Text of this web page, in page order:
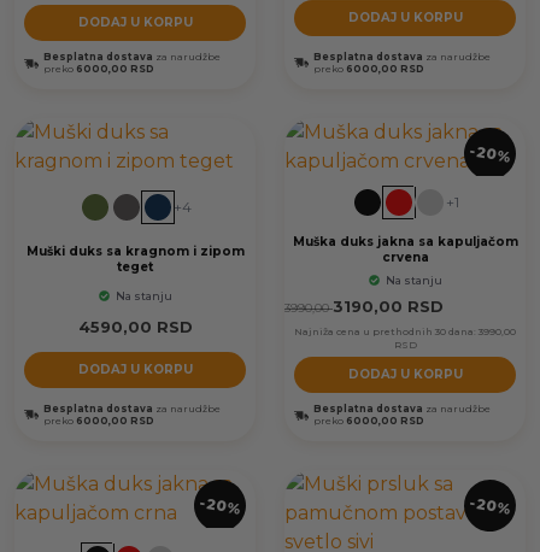
DODAJ U KORPU
Besplatna dostava za narudžbe
preko 6000,00 RSD
DODAJ U KORPU
Besplatna dostava za narudžbe
preko 6000,00 RSD
+4
Muški duks sa kragnom i zipom
teget
Na stanju
4590,00 RSD
DODAJ U KORPU
Besplatna dostava za narudžbe
preko 6000,00 RSD
-20%
+1
Muška duks jakna sa kapuljačom
crvena
Na stanju
3990,00 3190,00 RSD
Najniža cena u prethodnih 30 dana: 3990,00
RSD
DODAJ U KORPU
Besplatna dostava za narudžbe
preko 6000,00 RSD
-20% -20%